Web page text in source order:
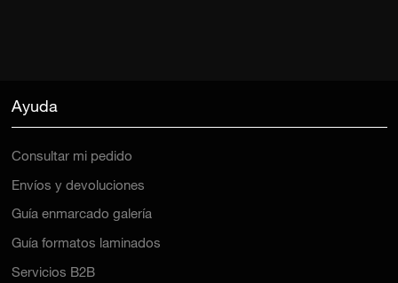
Ayuda
Consultar mi pedido
Envíos y devoluciones
Guía enmarcado galería
Guía formatos laminados
Servicios B2B